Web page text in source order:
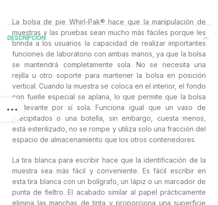
DESCRIPCIÓN
La bolsa de pie Whirl-Pak® hace que la manipulación de
muestras y las pruebas sean mucho más fáciles porque les
brinda a los usuarios la capacidad de realizar importantes
funciones de laboratorio con ambas manos, ya que la bolsa
se mantendrá completamente sola. No se necesita una
rejilla u otro soporte para mantener la bolsa en posición
vertical. Cuando la muestra se coloca en el interior, el fondo
con fuelle especial se aplana, lo que permite que la bolsa
se levante por sí sola. Funciona igual que un vaso de
precipitados o una botella, sin embargo, cuesta menos,
está esterilizado, no se rompe y utiliza solo una fracción del
espacio de almacenamiento que los otros contenedores.
La tira blanca para escribir hace que la identificación de la
muestra sea más fácil y conveniente. Es fácil escribir en
esta tira blanca con un bolígrafo, un lápiz o un marcador de
punta de fieltro. El acabado similar al papel prácticamente
elimina las manchas de tinta y proporciona una superficie